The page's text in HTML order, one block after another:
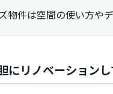
物件は空間の使い方や
にリノベーション